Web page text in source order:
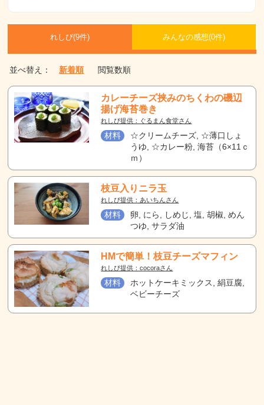
れしぴ(9件) みんなの感想(0件)
並べ替え： 新着順 閲覧数順
カレーチーズ挟みのちくわの磯辺
揚げ海苔巻き
れしぴ提供：ぐるまん食堂さん
材料
☆クリームチーズ, ☆薄口しょ
うゆ, ☆カレー粉, 海苔（6×11ｃ
ｍ）
枝豆入りニラ玉
れしぴ提供：あいちんさん
材料
卵, にら, しめじ, 塩, 胡椒, めん
つゆ, サラダ油
HMで簡単！枝豆チーズマフィン
れしぴ提供：cocoraさん
材料
ホットケーキミックス, 絹豆腐,
ベビーチーズ